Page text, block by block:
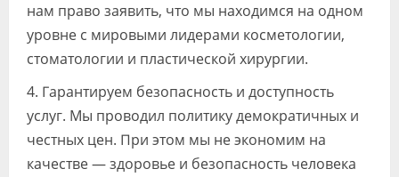
нам право заявить, что мы находимся на одном
уровне с мировыми лидерами косметологии,
стоматологии и пластической хирургии.
4. Гарантируем безопасность и доступность
услуг. Мы проводил политику демократичных и
честных цен. При этом мы не экономим на
качестве — здоровье и безопасность человека